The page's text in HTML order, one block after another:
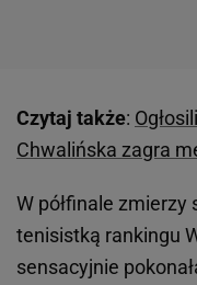
Czytaj także:
Chwalińska zagra
W półfinale zmierzy
tenisistką rankingu
sensacyjnie